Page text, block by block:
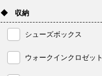
◆ 収納
シューズボックス
ウォークインクロゼット